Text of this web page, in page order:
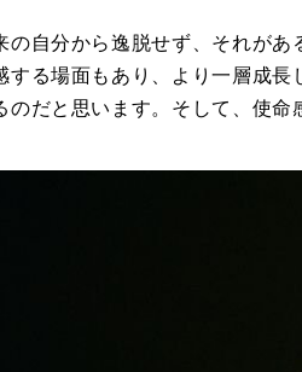
の自分から逸脱せず、それが
する場面もあり、より一層成
のだと思います。そして、使命